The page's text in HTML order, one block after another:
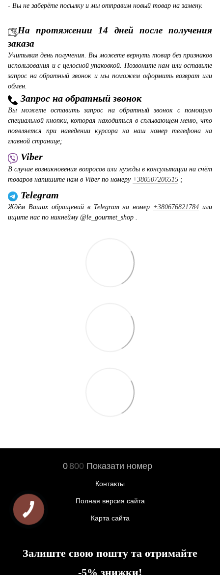
- Вы не заберёте посылку и мы отправим новый товар на замену.
На протяжении 14 дней после получения
заказа
Учитывая день получения. Вы можете вернуть товар без признаков
использования и с целосной упаковкой. Позвоните нам или оставьте
запрос на обратный звонок и мы поможем оформить возврат или
обмен.
Запрос на обратный звонок
Вы можете оставить запрос на обратный звонок с помощью
специальной кнопки, которая находиться в сплывающем меню, что
появляется при наведении курсора на наш номер телефона на
главной странице;
Viber
В случае возникновения вопросов или нужды в консультации на счёт
товаров напишите нам в Viber по номеру +380507206515 ;
Telegram
Ждём Ваших обращений в Telegram на номер +380676821784 или
ищите нас по никнейму @le_gourmet_shop .
0 800 Показати номер
Контакты
Полная версия сайта
Карта сайта
Залиште свою пошту та отримайте
-5% знижки!